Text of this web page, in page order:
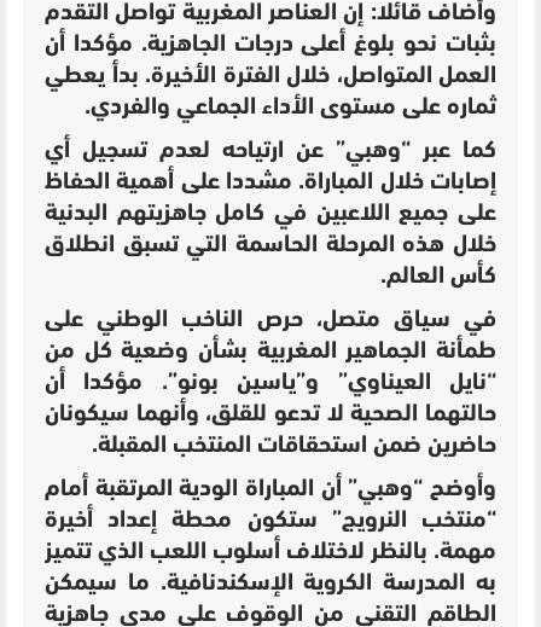
وأضاف قائلا: إن العناصر المغربية تواصل التقدم
بثبات نحو بلوغ أعلى درجات الجاهزية. مؤكدا أن
العمل المتواصل، خلال الفترة الأخيرة. بدأ يعطي
ثماره على مستوى الأداء الجماعي والفردي.
كما عبر “وهبي” عن ارتياحه لعدم تسجيل أي
إصابات خلال المباراة. مشددا على أهمية الحفاظ
على جميع اللاعبين في كامل جاهزيتهم البدنية
خلال هذه المرحلة الحاسمة التي تسبق انطلاق
كأس العالم.
في سياق متصل، حرص الناخب الوطني على
طمأنة الجماهير المغربية بشأن وضعية كل من
“نايل العيناوي” و”ياسين بونو”. مؤكدا أن
حالتهما الصحية لا تدعو للقلق، وأنهما سيكونان
حاضرين ضمن استحقاقات المنتخب المقبلة.
وأوضح “وهبي” أن المباراة الودية المرتقبة أمام
“منتخب النرويج” ستكون محطة إعداد أخيرة
مهمة. بالنظر لاختلاف أسلوب اللعب الذي تتميز
به المدرسة الكروية الإسكندنافية. ما سيمكن
الطاقم التقني من الوقوف على مدى جاهزية